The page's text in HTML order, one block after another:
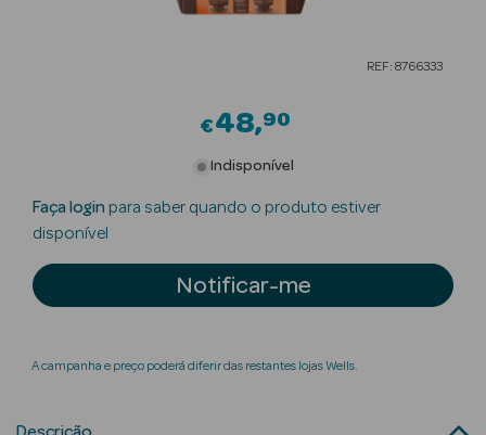
Luxo
Beauty Season
Nutricosmética
Perfumes
REF: 8766333
€48 90
Indisponível
Faça login para saber quando o produto estiver
disponível
Notificar-me
A campanha e preço poderá diferir das restantes lojas Wells.